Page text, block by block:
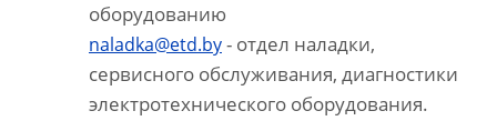
оборудованию
naladka@etd.by- отдел наладки,
сервисного обслуживания, диагностики
электротехнического оборудования.